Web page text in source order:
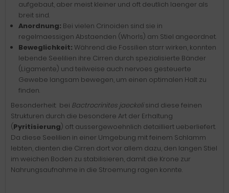
aufgebaut, aber meist kleiner und oft deutlich laenger als
breit sind.
Anordnung: Bei vielen Crinoiden sind sie in
regelmaessigen Abstaenden (Whorls) am Stiel angeordnet.
Beweglichkeit: Während die Fossilien starr wirken, konnten
lebende Seelilien ihre Cirren durch spezialisierte Bänder
(Ligamente) und teilweise auch nervoes gesteuerte
Gewebe langsam bewegen, um einen optimalen Halt zu
finden.
Besonderheit: bei Bactrocrinites jaeckelisind diese feinen
Strukturen durch die besondere Art der Erhaltung
(Pyritisierung) oft aussergewoehnlich detailliert ueberliefert.
Da diese Seelilien in einer Umgebung mit feinem Schlamm
lebten, dienten die Cirren dort vor allem dazu, den langen Stiel
im weichen Boden zu stabilisieren, damit die Krone zur
Nahrungsaufnahme in die Stroemung ragen konnte.